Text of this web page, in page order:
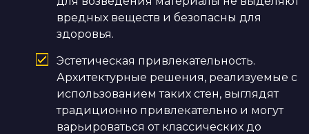
вредных веществ и безопасны для
здоровья.
Эстетическая привлекательность.
Архитектурные решения, реализуемые с
использованием таких стен, выглядят
традиционно привлекательно и могут
варьироваться от классических до